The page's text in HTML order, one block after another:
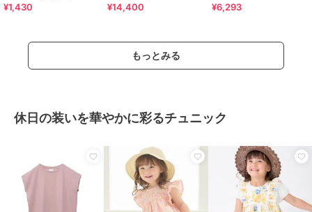
¥1,430 ¥14,400 ¥6,293
もっとみる
休日の装いを華やかに彩るチュニック